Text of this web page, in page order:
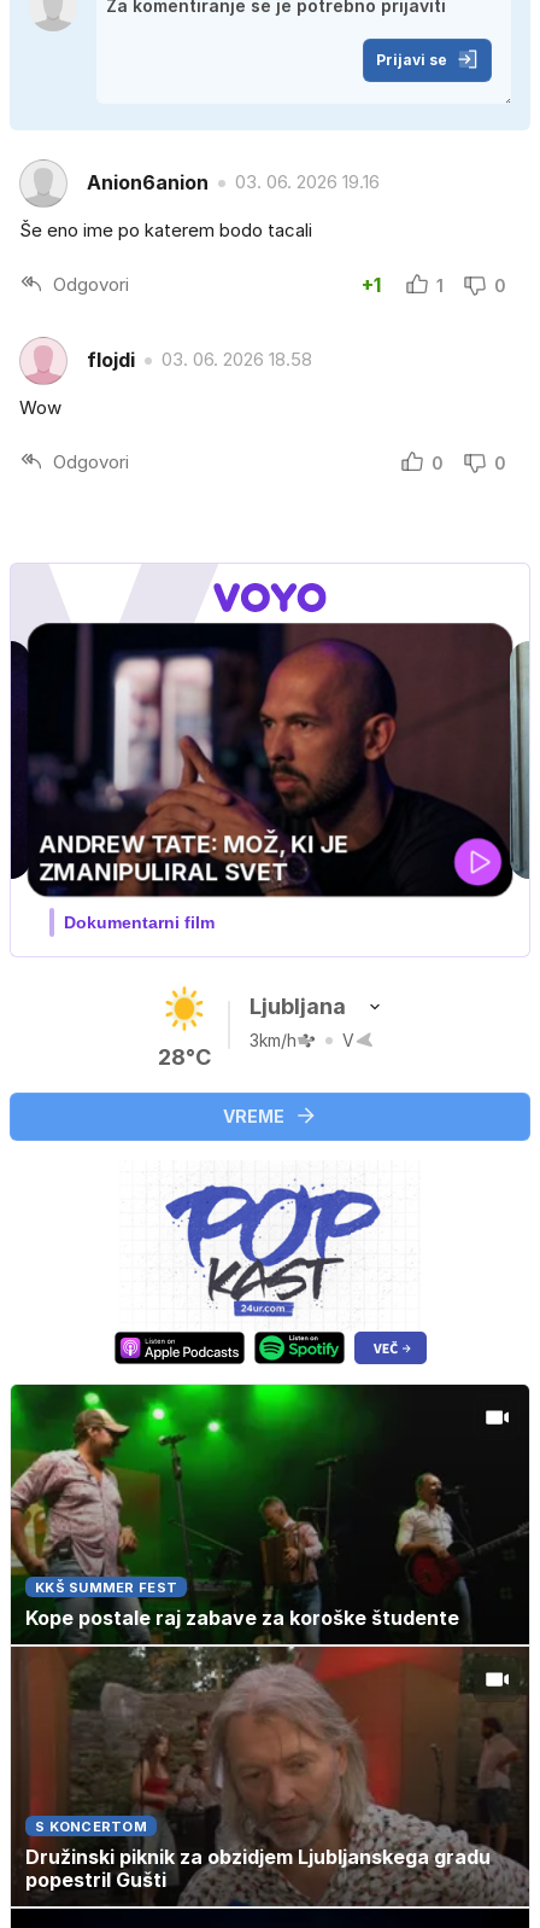
Prijavi se
Anion6anion 03. 06. 2026 19.16
Še eno ime po katerem bodo tacali
Odgovori +1 1 0
flojdi 03. 06. 2026 18.58
Wow
Odgovori 0 0
28°C
Ljubljana
3km/h V
VREME
KKŠ SUMMER FEST
Kope postale raj zabave za koroške študente
S KONCERTOM
Družinski piknik za obzidjem Ljubljanskega gradu
popestril Gušti